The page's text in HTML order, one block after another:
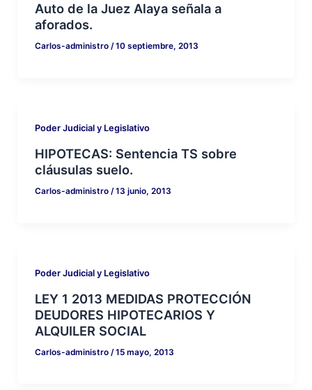
Auto de la Juez Alaya señala a
aforados.
Carlos-administro /10 septiembre, 2013
Poder Judicial y Legislativo
HIPOTECAS: Sentencia TS sobre
cláusulas suelo.
Carlos-administro /13 junio, 2013
Poder Judicial y Legislativo
LEY 1 2013 MEDIDAS PROTECCIÓN
DEUDORES HIPOTECARIOS Y
ALQUILER SOCIAL
Carlos-administro /15 mayo, 2013